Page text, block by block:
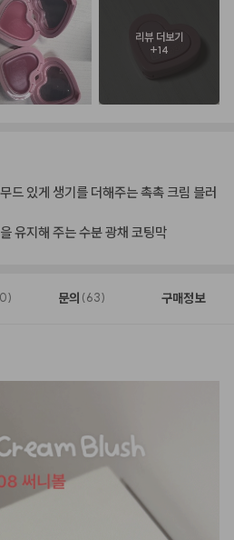
리뷰 더보기
+14
드 있게 생기를 더해주는 촉촉 크림 블러
유지해 주는 수분 광채 코팅막
문의 (63) 구매정보